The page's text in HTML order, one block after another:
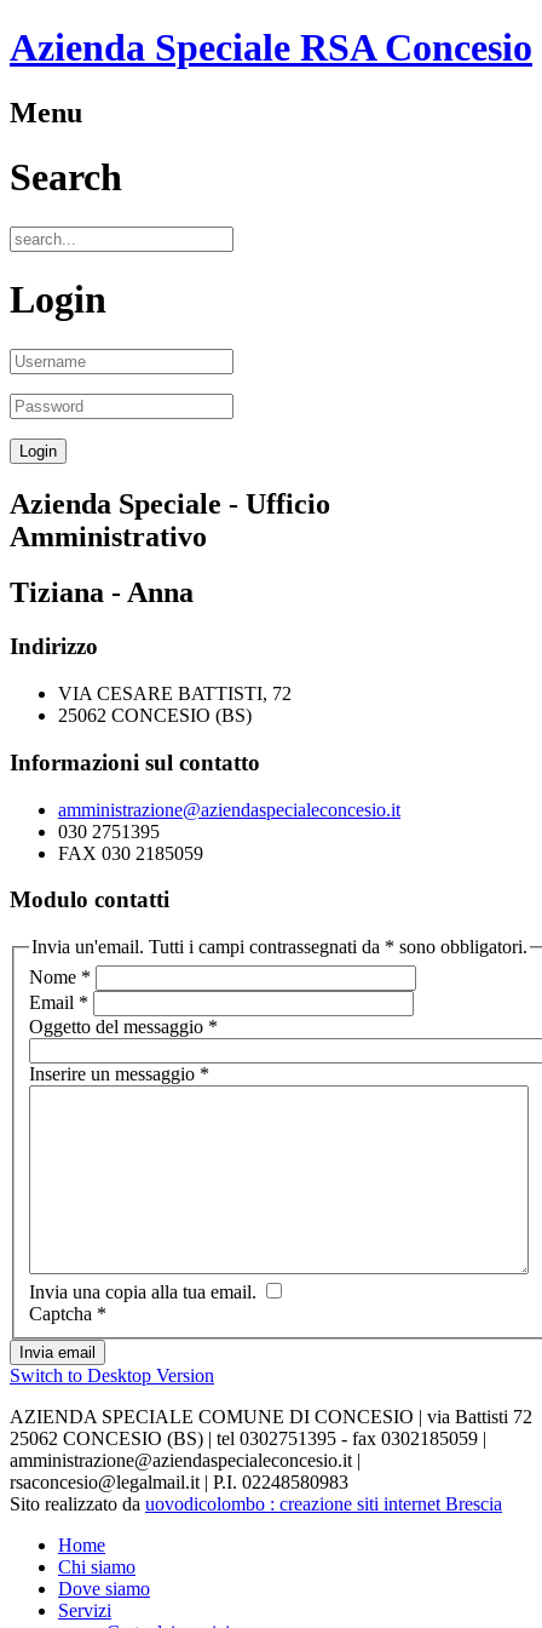
Azienda Speciale RSA Concesio
Menu
Search
Login
Azienda Speciale - Ufficio
Amministrativo
Tiziana - Anna
Indirizzo
VIA CESARE BATTISTI, 72
25062 CONCESIO (BS)
Informazioni sul contatto
amministrazione@aziendaspecialeconcesio.it
030 2751395
FAX 030 2185059
Modulo contatti
Invia un'email. Tutti i campi contrassegnati da * sono obbligatori.
Nome *
Email *
Oggetto del messaggio *
Inserire un messaggio *
Invia una copia alla tua email.
Captcha *
Invia email
Switch to Desktop Version
AZIENDA SPECIALE COMUNE DI CONCESIO | via Battisti 72
25062 CONCESIO (BS) | tel 0302751395 - fax 0302185059 |
amministrazione@aziendaspecialeconcesio.it |
rsaconcesio@legalmail.it | P.I. 02248580983
Sito realizzato da uovodicolombo : creazione siti internet Brescia
Home
Chi siamo
Dove siamo
Servizi